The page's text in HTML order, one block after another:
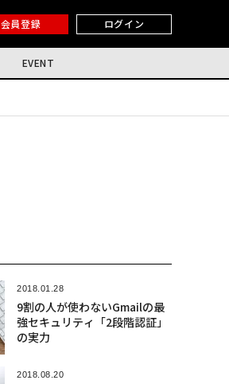
会員登録 ログイン
EVENT
2018.01.28
9割の人が使わないGmailの最
強セキュリティ「2段階認証」
の実力
2018.08.20